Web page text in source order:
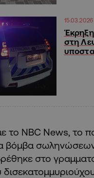
στη
το NBC News, το
βόμβα
στο